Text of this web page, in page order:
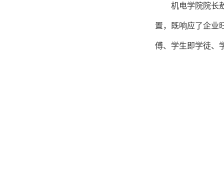
机电学院院长
置，既响应了企业
傅、学生即学徒、